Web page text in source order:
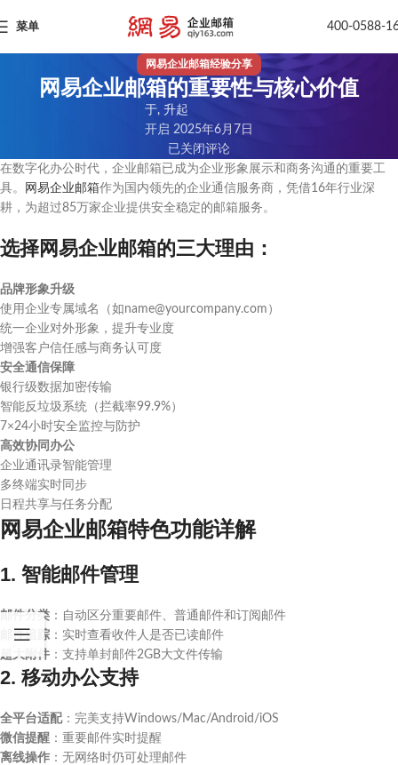
菜单 400-0588-
网易企业邮箱经验分享
网易企业邮箱的重要性与核心价值
于, 升起
开启 2025年6月7日
已关闭评论
在数字化办公时代，企业邮箱已成为企业形象展示和商务沟通的重要工
具。
网易企业邮箱作为国内领先的企业通信服务商，凭借16年行业深
耕，为超过85万家企业提供安全稳定的邮箱服务。
选择网易企业邮箱的三大理由：
品牌形象升级
使用企业专属域名（如name@yourcompany.com）
统一企业对外形象，提升专业度
增强客户信任感与商务认可度
安全通信保障
银行级数据加密传输
智能反垃圾系统（拦截率99.9%）
7×24小时安全监控与防护
高效协同办公
企业通讯录智能管理
多终端实时同步
日程共享与任务分配
网易企业邮箱特色功能详解
1. 智能邮件管理
邮件分类 ：自动区分重要邮件、普通邮件和订阅邮件
邮件追踪 ：实时查看收件人是否已读邮件
超大附件 ：支持单封邮件2GB大文件传输
2. 移动办公支持
全平台适配：完美支持Windows/Mac/Android/iOS
微信提醒 ：重要邮件实时提醒
离线操作 ：无网络时仍可处理邮件